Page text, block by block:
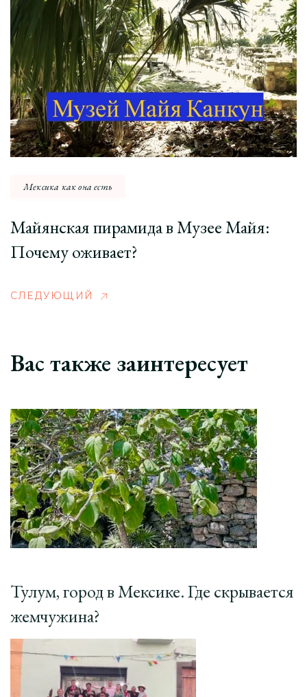
Мексика как она есть
Майянская пирамида в Музее Майя:
Почему оживает?
СЛЕДУЮЩИЙ
Вас также заинтересует
Тулум, город в Мексике. Где скрывается
жемчужина?